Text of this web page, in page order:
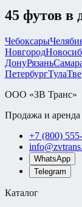
45 футов в
Чебоксары
Новгород
ДонуРязань
ПетербургТула
ООО «ЗВ Транс»
Продажа и
+7 (800)
WhatsApp
Telegram
Каталог